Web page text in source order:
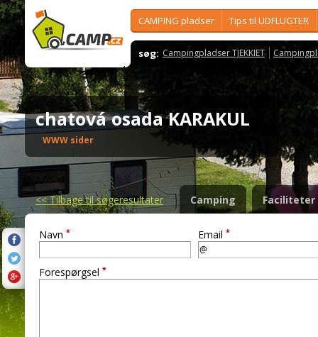
CAMPING pladser Tips til UDFLUGTER
søg: Campingpladser TJEKKIET
chatová osada KARAKUL
WWW sider
<<Tilbage til søgeresultater Camping Faciliteter
Navn * Email *
Forespørgsel *